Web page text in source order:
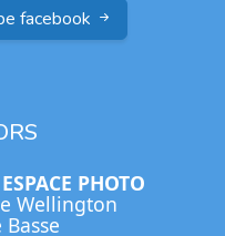
facebook
PHOTO
Wellington